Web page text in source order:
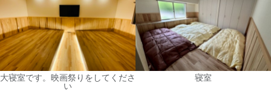
大寝室です。映画祭りをしてくださ
い
寝室